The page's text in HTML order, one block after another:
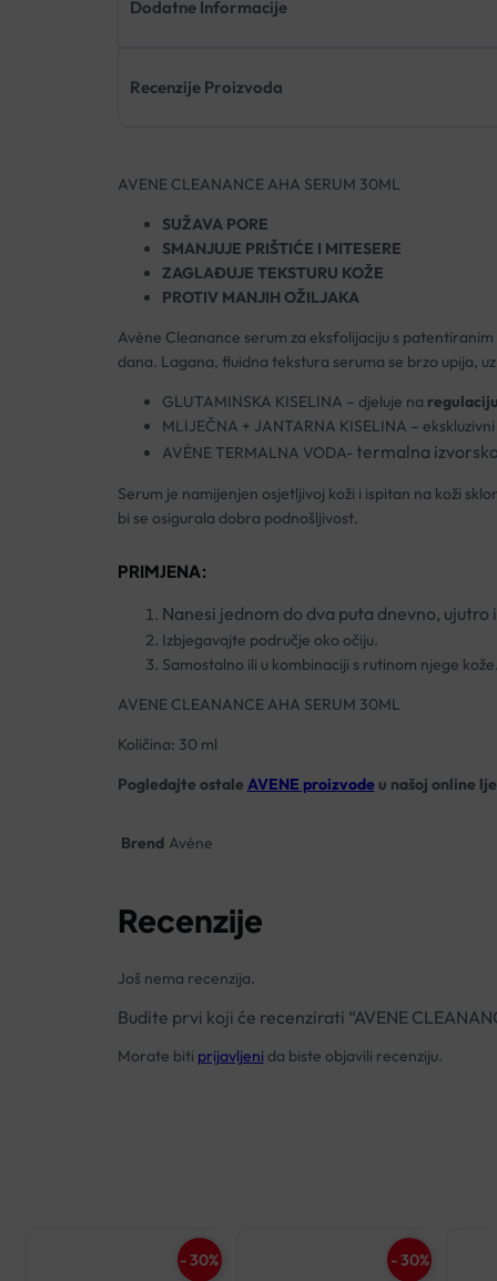
Dodatne Informacije
Recenzije Proizvoda
AVENE CLEANANCE AHA SERUM 30ML
SUŽAVA PORE
SMANJUJE PRIŠTIĆE I MITESERE
ZAGLAĐUJE TEKSTURU KOŽE
PROTIV MANJIH OŽILJAKA
Avène Cleanance serum za eksfolijaciju s
dana. Lagana, fluidna tekstura seruma se brzo upija,
GLUTAMINSKA KISELINA – djeluje na
MLIJEČNA + JANTARNA KISELINA –
AVÈNE TERMALNA VODA- termalna
Serum je namijenjen osjetljivoj koži i ispitan na koži
bi se osigurala dobra podnošljivost.
PRIMJENA:
Nanesi jednom do dva puta dnevno,
Izbjegavajte područje oko očiju.
Samostalno ili u kombinaciji s rutinom njege
AVENE CLEANANCE AHA SERUM 30ML
Količina: 30 ml
Pogledajte ostale AVENE proizvodeu našoj online
Brend Avène
Recenzije
Još nema recenzija.
Budite prvi koji će recenzirati “AVENE
Morate biti prijavljeni da biste objavili recenziju.
- 30% - 30%